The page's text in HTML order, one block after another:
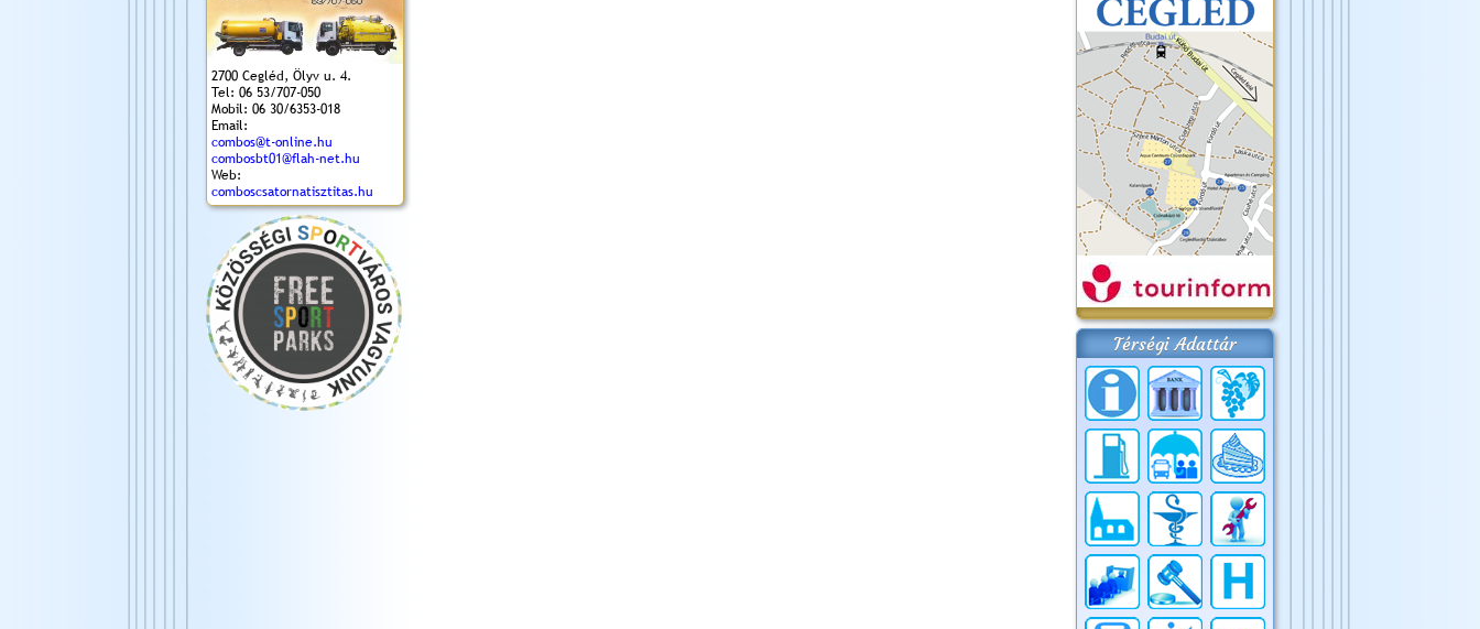
2700 Cegléd, Ölyv u. 4.
Tel: 06 53/707-050
Mobil: 06 30/6353-018
Email:
combos@t-online.hu
combosbt01@flah-net.hu
Web:
comboscsatornatisztitas.hu
Térségi Adattár